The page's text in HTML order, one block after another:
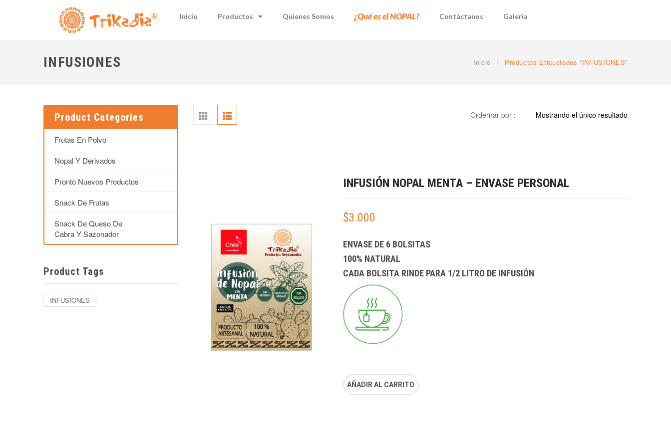
Inicio Productos Quienes Somos ¿Qué es el NOPAL? Contáctanos Galería
INFUSIONES Inicio / Productos Etiquetados “INFUSIONES”
Product Categories
Frutas En Polvo
Nopal Y Derivados
Pronto Nuevos Productos
Snack De Frutas
Snack De Queso De
Cabra Y Sazonador
Product Tags
INFUSIONES
Mostrando el único resultado
Ordernar por :
INFUSIÓN NOPAL MENTA – ENVASE PERSONAL
$3.000
ENVASE DE 6 BOLSITAS
100% NATURAL
CADA BOLSITA RINDE PARA 1/2 LITRO DE INFUSIÓN
AÑADIR AL CARRITO